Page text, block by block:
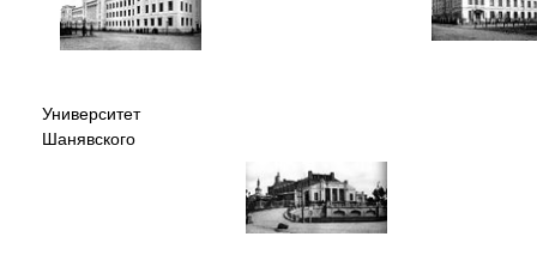
Университет
Шанявского